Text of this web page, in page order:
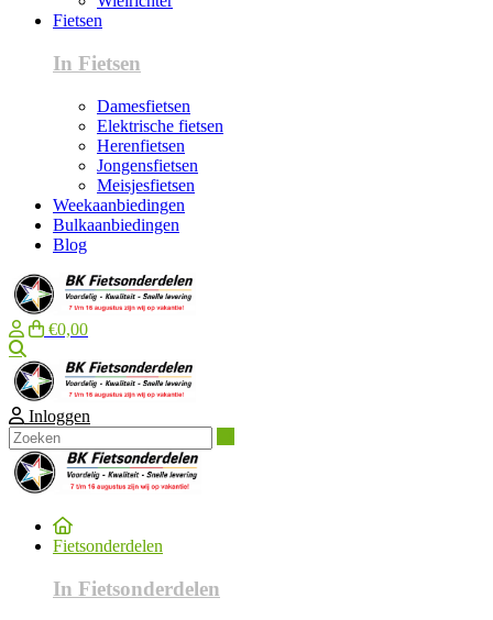
Fietsen
In Fietsen
Damesfietsen
Elektrische fietsen
Herenfietsen
Jongensfietsen
Meisjesfietsen
Weekaanbiedingen
Bulkaanbiedingen
Blog
€0,00
Inloggen
Fietsonderdelen
In Fietsonderdelen